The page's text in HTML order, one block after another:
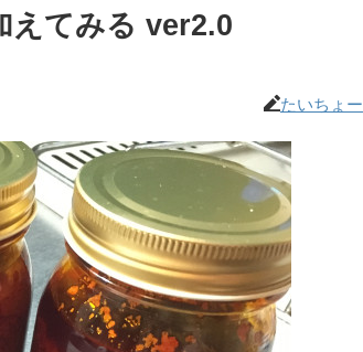
えてみる ver2.0
たいちょー